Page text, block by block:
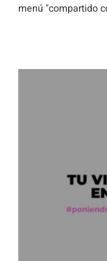
menú "compartido